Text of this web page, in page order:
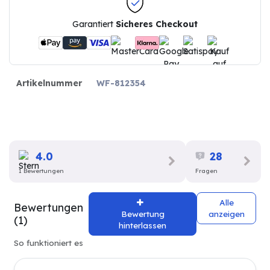
Garantiert Sicheres Checkout
Artikelnummer WF-812354
4.0
1 Bewertungen
28
Fragen
Bewertungen
(1)
Bewertung
hinterlassen
Alle
anzeigen
So funktioniert es